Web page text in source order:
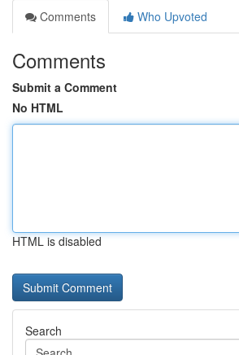
Comments
Who Upvoted
Comments
Submit a Comment
No HTML
HTML is disabled
Search